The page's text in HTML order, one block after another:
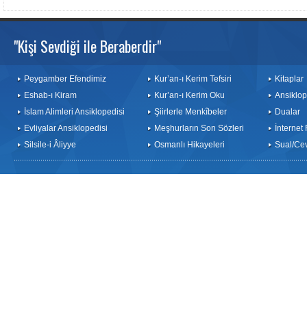
"Kişi Sevdiği ile Beraberdir"
Peygamber Efendimiz
Eshab-ı Kiram
İslam Alimleri Ansiklopedisi
Evliyalar Ansiklopedisi
Silsile-i Âliyye
Kur’an-ı Kerim Tefsiri
Kur’an-ı Kerim Oku
Şiirlerle Menkîbeler
Meşhurların Son Sözleri
Osmanlı Hikayeleri
Kitaplar
Dualar
İnternet
Sual/